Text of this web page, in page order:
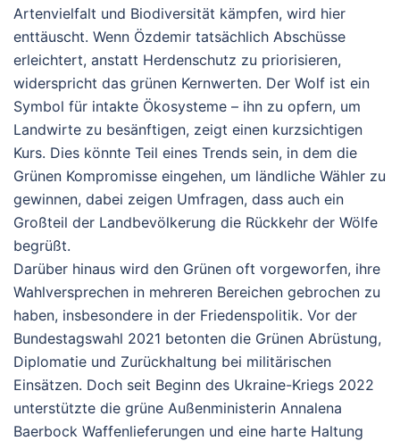
Artenvielfalt und Biodiversität kämpfen, wird hier
enttäuscht. Wenn Özdemir tatsächlich Abschüsse
erleichtert, anstatt Herdenschutz zu priorisieren,
widerspricht das grünen Kernwerten. Der Wolf ist ein
Symbol für intakte Ökosysteme – ihn zu opfern, um
Landwirte zu besänftigen, zeigt einen kurzsichtigen
Kurs. Dies könnte Teil eines Trends sein, in dem die
Grünen Kompromisse eingehen, um ländliche Wähler zu
gewinnen, dabei zeigen Umfragen, dass auch ein
Großteil der Landbevölkerung die Rückkehr der Wölfe
begrüßt.
Darüber hinaus wird den Grünen oft vorgeworfen, ihre
Wahlversprechen in mehreren Bereichen gebrochen zu
haben, insbesondere in der Friedenspolitik. Vor der
Bundestagswahl 2021 betonten die Grünen Abrüstung,
Diplomatie und Zurückhaltung bei militärischen
Einsätzen. Doch seit Beginn des Ukraine-Kriegs 2022
unterstützte die grüne Außenministerin Annalena
Baerbock Waffenlieferungen und eine harte Haltung